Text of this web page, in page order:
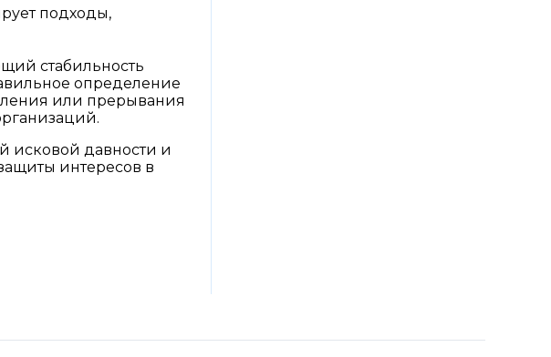
подходы,
стабильность
определение
или прерывания
исковой давности и
интересов в